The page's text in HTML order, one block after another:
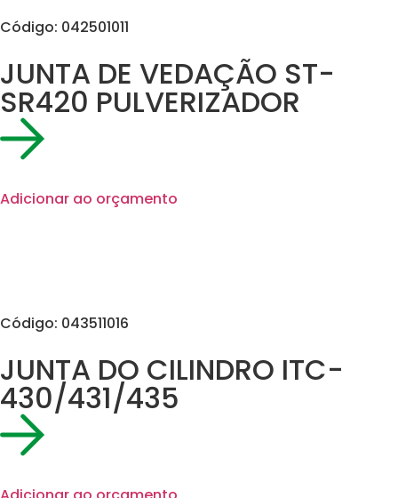
Código: 042501011
JUNTA DE VEDAÇÃO ST-
SR420 PULVERIZADOR
Adicionar ao orçamento
Código: 043511016
JUNTA DO CILINDRO ITC-
430/431/435